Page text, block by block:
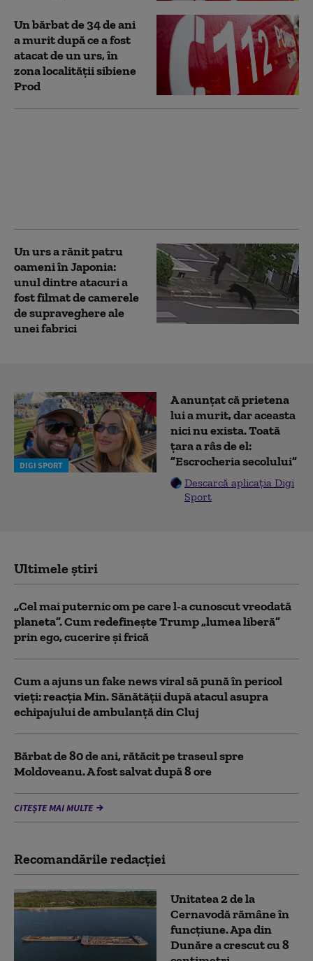
Un bărbat de 34 de ani
a murit după ce a fost
atacat de un urs, în
zona localității sibiene
Prod
Un urs a rănit patru
oameni în Japonia:
unul dintre atacuri a
fost filmat de camerele
de supraveghere ale
unei fabrici
DIGI SPORT
A anunțat că prietena
lui a murit, dar aceasta
nici nu exista. Toată
țara a râs de el:
”Escrocheria secolului”
Descarcă aplicația Digi
Sport
Ultimele știri
„Cel mai puternic om pe care l-a cunoscut vreodată
planeta”. Cum redefinește Trump „lumea liberă”
prin ego, cucerire și frică
Cum a ajuns un fake news viral să pună în pericol
vieți: reacția Min. Sănătății după atacul asupra
echipajului de ambulanță din Cluj
Bărbat de 80 de ani, rătăcit pe traseul spre
Moldoveanu. A fost salvat după 8 ore
CITEȘTE MAI MULTE
Recomandările redacţiei
Unitatea 2 de la
Cernavodă rămâne în
funcțiune. Apa din
Dunăre a crescut cu 8